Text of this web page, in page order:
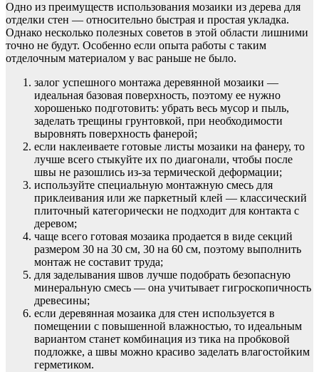
Одно из преимуществ использования мозаики из дерева для
отделки стен — относительно быстрая и простая укладка.
Однако несколько полезных советов в этой области лишними
точно не будут. Особенно если опыта работы с таким
отделочным материалом у вас раньше не было.
залог успешного монтажа деревянной мозаики —
идеальная базовая поверхность, поэтому ее нужно
хорошенько подготовить: убрать весь мусор и пыль,
заделать трещины грунтовкой, при необходимости
выровнять поверхность фанерой;
если наклеиваете готовые листы мозаики на фанеру, то
лучше всего стыкуйте их по диагонали, чтобы после
швы не разошлись из-за термической деформации;
используйте специальную монтажную смесь для
приклеивания или же паркетный клей — классический
плиточный категорически не подходит для контакта с
деревом;
чаще всего готовая мозаика продается в виде секций
размером 30 на 30 см, 30 на 60 см, поэтому выполнить
монтаж не составит труда;
для заделывания швов лучше подобрать безопасную
минеральную смесь — она учитывает гигроскопичность
древесины;
если деревянная мозаика для стен используется в
помещении с повышенной влажностью, то идеальным
вариантом станет комбинация из тика на пробковой
подложке, а швы можно красиво заделать влагостойким
герметиком.